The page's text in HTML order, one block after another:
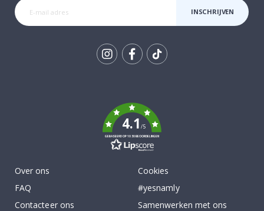
INSCHRIJVEN
4.1/5
GEBASEERD OP 1030 BEOORDELINGEN
Over ons
FAQ
Contacteer ons
Cookies
#yesnamly
Samenwerken met ons